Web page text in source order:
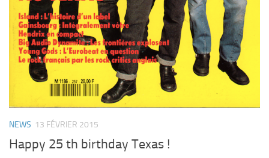
NEWS 13 FÉVRIER 2015
Happy 25 th birthday Texas !